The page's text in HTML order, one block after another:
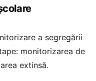
a segregării
monitorizarea de
extinsă.